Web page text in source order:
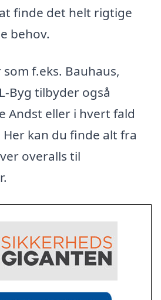
finde det helt rigtige
behov.
f.eks. Bauhaus,
Byg tilbyder også
Andst eller i hvert fald
kan du finde alt fra
overalls til